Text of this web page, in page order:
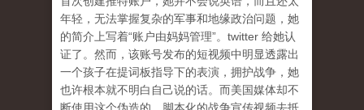
年轻，无法掌握复杂的军事和地缘政治问题，她
的简介上写着“账户由妈妈管理”。twitter 给她认
证了。然而，该账号发布的短视频中明显透露出
一个孩子在提词板指导下的表演，拥护战争，她
也许根本就不明白自己说的话。而美国媒体却不